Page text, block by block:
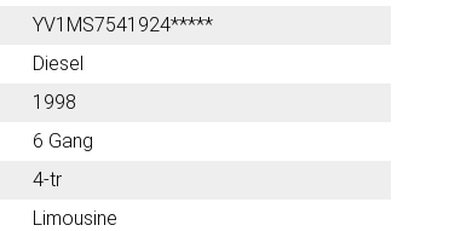
YV1MS7541924*****
Diesel
1998
6 Gang
4-tr
Limousine